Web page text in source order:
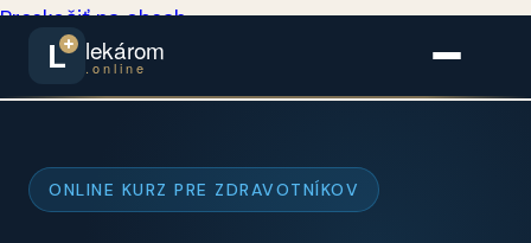
Preskočiť na obsah
L lekárom
.online
ONLINE KURZ PRE ZDRAVOTNÍKOV